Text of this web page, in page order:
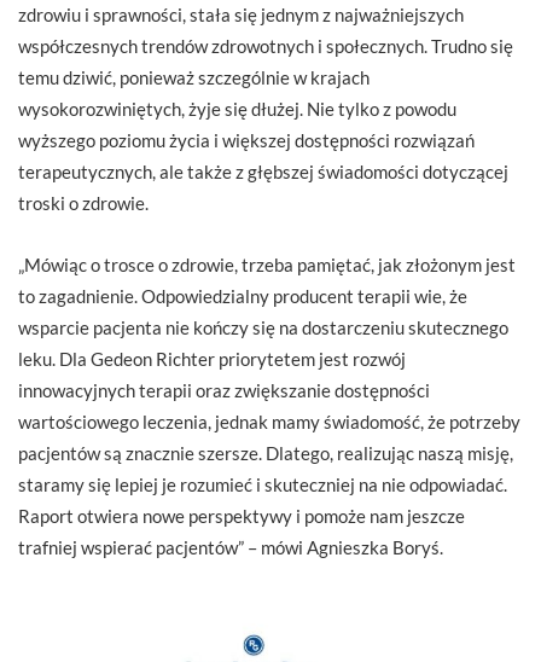
zdrowiu i sprawności, stała się jednym z najważniejszych
współczesnych trendów zdrowotnych i społecznych. Trudno się
temu dziwić, ponieważ szczególnie w krajach
wysokorozwiniętych, żyje się dłużej. Nie tylko z powodu
wyższego poziomu życia i większej dostępności rozwiązań
terapeutycznych, ale także z głębszej świadomości dotyczącej
troski o zdrowie.
„Mówiąc o trosce o zdrowie, trzeba pamiętać, jak złożonym jest
to zagadnienie. Odpowiedzialny producent terapii wie, że
wsparcie pacjenta nie kończy się na dostarczeniu skutecznego
leku. Dla Gedeon Richter priorytetem jest rozwój
innowacyjnych terapii oraz zwiększanie dostępności
wartościowego leczenia, jednak mamy świadomość, że potrzeby
pacjentów są znacznie szersze. Dlatego, realizując naszą misję,
staramy się lepiej je rozumieć i skuteczniej na nie odpowiadać.
Raport otwiera nowe perspektywy i pomoże nam jeszcze
trafniej wspierać pacjentów” – mówi Agnieszka Boryś.